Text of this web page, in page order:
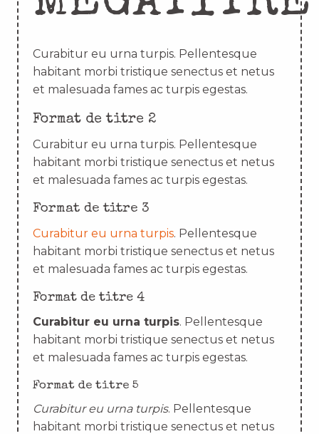
Curabitur eu urna turpis. Pellentesque
habitant morbi tristique senectus et netus
et malesuada fames ac turpis egestas.
Format de titre 2
Curabitur eu urna turpis. Pellentesque
habitant morbi tristique senectus et netus
et malesuada fames ac turpis egestas.
Format de titre 3
Curabitur eu urna turpis. Pellentesque
habitant morbi tristique senectus et netus
et malesuada fames ac turpis egestas.
Format de titre 4
Curabitur eu urna turpis. Pellentesque
habitant morbi tristique senectus et netus
et malesuada fames ac turpis egestas.
Format de titre 5
Curabitur eu urna turpis. Pellentesque
habitant morbi tristique senectus et netus